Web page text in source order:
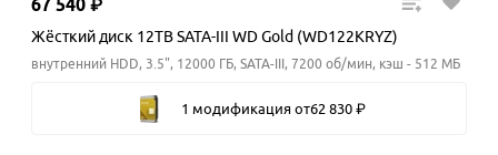
67 540 ₽
Жёсткий диск 12TB SATA-III WD Gold (WD122KRYZ)
внутренний HDD, 3.5", 12000 ГБ, SATA-III, 7200 об/мин, кэш - 512 МБ
1 модификация от62 830 ₽